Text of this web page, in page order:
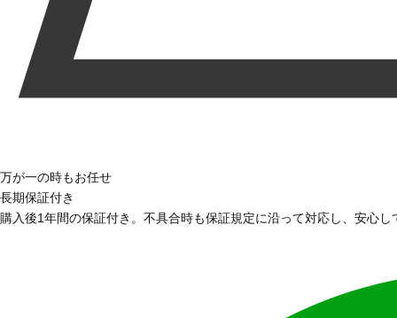
万が一の時もお任せ
長期保証付き
購入後1年間の保証付き。不具合時も保証規定に沿って対応し、安心